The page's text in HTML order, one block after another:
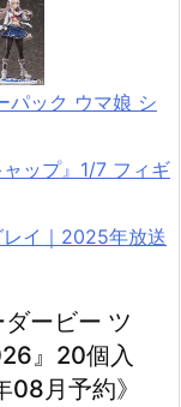
パック ウマ娘 シ
ップ』1/7 フィギ
レイ｜2025年放送
ダービー ツ
』20個入
月予約》